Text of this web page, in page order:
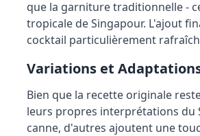
que la garniture traditionnelle -
tropicale de Singapour. L'ajout
cocktail particulièrement
Variations et
Bien que la recette originale
leurs propres interprétations du
canne, d'autres ajoutent une